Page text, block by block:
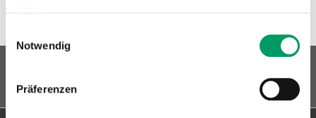
Impressum
Notwendig
Präferenzen